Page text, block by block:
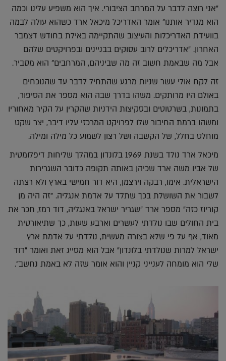
"אני רוצה לדבר על המרחב הציבורי. איך הוא משפיע עלינו וכמה
הוא מגדיר אותנו" אומר האדריכל מיכאל ארד כשהוא עולה לבמה
בוועידת האדריכלות והעיצוב שהתקיימה באילת בחודש דצמבר
האחרון. "אדריכלים לרוב עסוקים בבניינים ובפרויקטים שלהם
אבל מה שבאמת חשוב זה מה שביניהם, המרחבים" הוא מסביר.
זה לקח אולי עשר שניות מרגע שהתחיל לדבר עד שהנוכחים
באולם היו מרותקים. משהו בדרך שבה הוא מספר את הסיפור,
בתמונות, בשרטוטים ובסקיצות הידניות שהקרין על הקיר מאחוריו
ומשהו ברמת החיבור שלו לפרויקט המרכזי עליו דיבר, יצר שקט
מוחלט בחלל, של הקשבה ושל רצון לשמוע כל מילה ומילה.
מיכאל ארד נולד בשנת 1969 בלונדון במהלך שליחות דיפלומטית
של אביו משה ארד שכיהן באותה תקופה כדובר השגרירות
הישראלית. אימו, רבקה וירצמן, היא דור חמישי בארץ ולא רצתה
לשבור את השושלת בכך שתלד על אדמת אנגליה. "זה היה מן
קוריוז כזה" מספר ארד "שגריר ישראל באנגליה, דוד רמז, חכר את
בית החולים שבו נולדתי לעשרים וארבע שעות, כך שתיאורטית
מאוד, אף על פי שלא בצורה מעשית, נולדתי על אדמת ארץ
ישראל למרות שנולדתי בלונדון" אבל הוא מסייג זאת ואומר "דוד
שלי הוא מומחה לענייני קניין והוא אומר שזה לא באמת נחשב".